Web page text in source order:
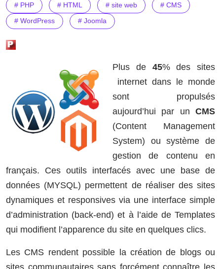
# PHP # HTML # site web # CMS
# WordPress # Joomla
Plus de 45% des sites
internet dans le monde
sont propulsés
aujourd’hui par un CMS
(Content Management
System) ou système de
gestion de contenu en
français. Ces outils interfacés avec une base de
données (MYSQL) permettent de réaliser des sites
dynamiques et responsives via une interface simple
d’administration (back-end) et à l’aide de Templates
qui modifient l’apparence du site en quelques clics.
Les CMS rendent possible la création de blogs ou